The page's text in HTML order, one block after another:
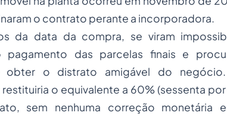
o contrato perante a incorporadora.
da data da compra, se viram
das parcelas finais e
obter o distrato amigável do
o equivalente a 60% (sessenta
sem nenhuma correção monetária